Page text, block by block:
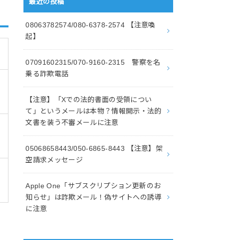
最近の投稿
08063782574/080-6378-2574 【注意喚
起】
07091602315/070-9160-2315 警察を名
乗る詐欺電話
【注意】「Xでの法的書面の受領につい
て」というメールは本物？情報開示・法的
文書を装う不審メールに注意
05068658443/050-6865-8443 【注意】架
空請求メッセージ
Apple One「サブスクリプション更新のお
知らせ」は詐欺メール！偽サイトへの誘導
に注意